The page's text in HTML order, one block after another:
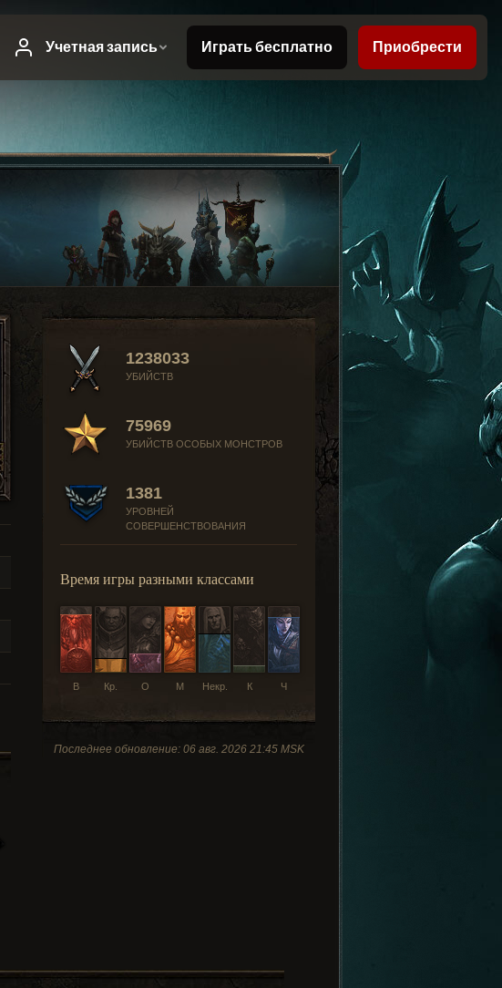
1238033
УБИЙСТВ
75969
УБИЙСТВ ОСОБЫХ МОНСТРОВ
1381
УРОВНЕЙ
СОВЕРШЕНСТВОВАНИЯ
Время игры разными классами
В К
Кр. М Некр.
О Ч
Последнее обновление: 06 авг. 2026 21:45 MSK